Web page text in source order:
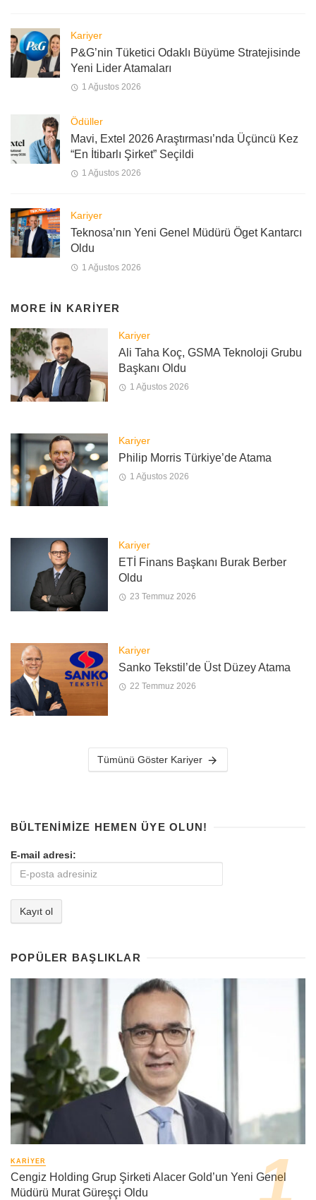
Kariyer
P&G’nin Tüketici Odaklı Büyüme Stratejisinde
Yeni Lider Atamaları
1 Ağustos 2026
Ödüller
Mavi, Extel 2026 Araştırması’nda Üçüncü Kez
“En İtibarlı Şirket” Seçildi
1 Ağustos 2026
Kariyer
Teknosa’nın Yeni Genel Müdürü Öget Kantarcı
Oldu
1 Ağustos 2026
MORE IN KARIYER
Kariyer
Ali Taha Koç, GSMA Teknoloji Grubu
Başkanı Oldu
1 Ağustos 2026
Kariyer
Philip Morris Türkiye’de Atama
1 Ağustos 2026
Kariyer
ETİ Finans Başkanı Burak Berber
Oldu
23 Temmuz 2026
Kariyer
Sanko Tekstil’de Üst Düzey Atama
22 Temmuz 2026
Tümünü Göster Kariyer
BÜLTENIMIZE HEMEN ÜYE OLUN!
E-mail adresi:
POPÜLER BAŞLIKLAR
KARIYER
Cengiz Holding Grup Şirketi Alacer Gold’un Yeni Genel
Müdürü Murat Güreşçi Oldu